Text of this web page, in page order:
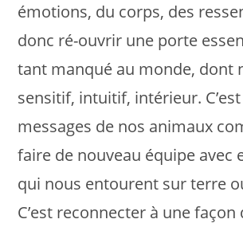
émotions, du corps, des
donc ré-ouvrir une porte
tant manqué au monde, dont
sensitif, intuitif, intérieur. C’est
messages de nos animaux
faire de nouveau équipe avec
qui nous entourent sur terre
C’est reconnecter à une façon